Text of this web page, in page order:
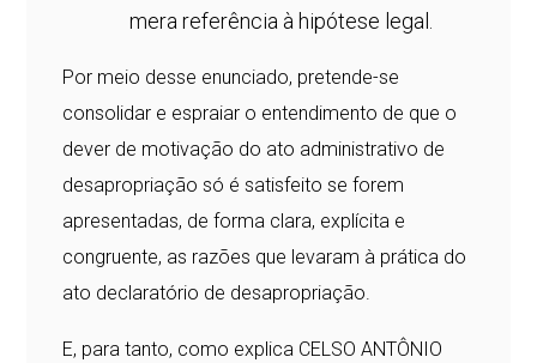
mera referência à hipótese legal.
Por meio desse enunciado, pretende-se
consolidar e espraiar o entendimento de que o
dever de motivação do ato administrativo de
desapropriação só é satisfeito se forem
apresentadas, de forma clara, explícita e
congruente, as razões que levaram à prática do
ato declaratório de desapropriação.
E, para tanto, como explica CELSO ANTÔNIO